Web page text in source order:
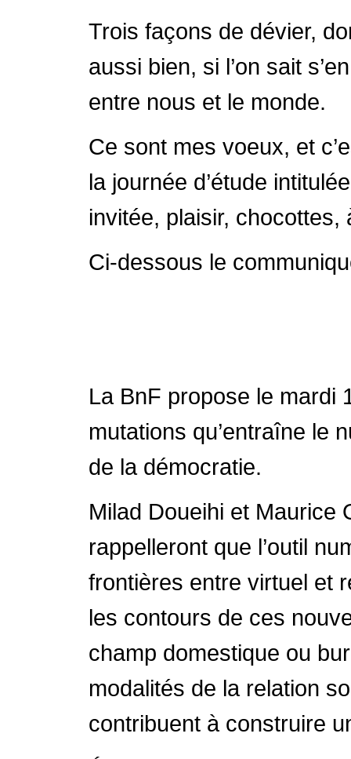
Trois façons de dévier,
aussi bien, si l’on sait
entre nous et le monde.
Ce sont mes voeux, et
la journée d’étude
invitée, plaisir,
Ci-dessous le
La BnF propose le mardi
mutations qu’entraîne le
de la démocratie.
Milad Doueihi et Maurice
rappelleront que l’outil
frontières entre virtuel et
les contours de ces
champ domestique ou
modalités de la relation
contribuent à construire